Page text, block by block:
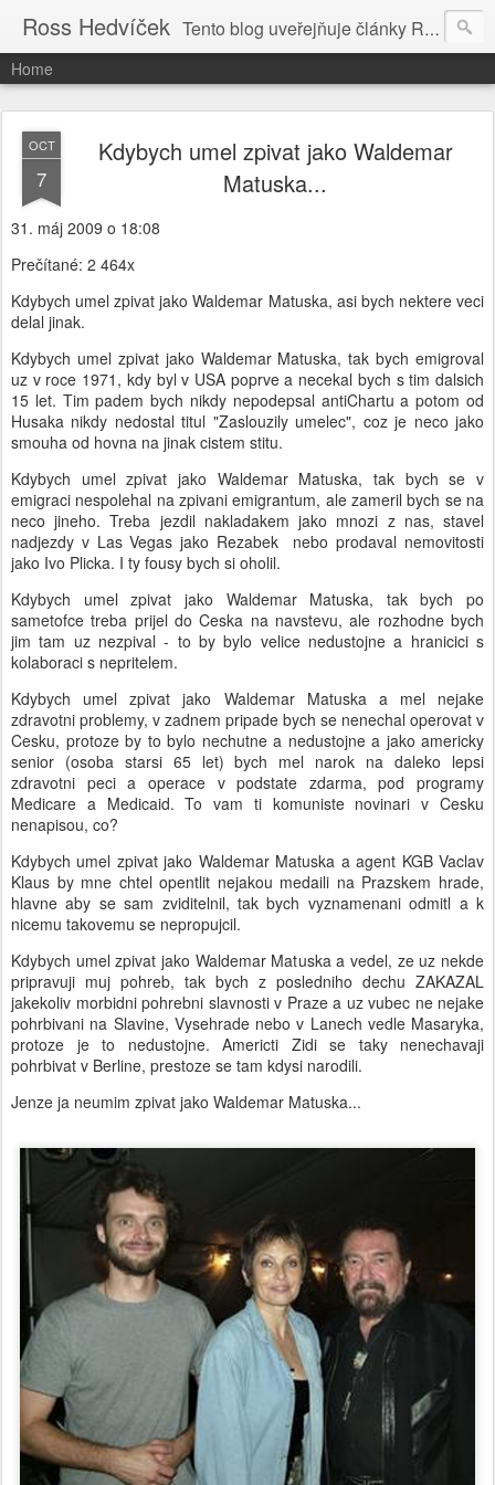
Ross Hedvíček Tento blog uveřejňuje články Ross Hedvíčka v češtině (pokud budu mit naladu) - s editacni pomoci Ludvika Dedika.
Home
OCT
7
Kdybych umel zpivat jako Waldemar
Matuska...
31. máj 2009 o 18:08
Prečítané: 2 464x
Kdybych umel zpivat jako Waldemar Matuska, asi bych nektere veci
delal jinak.
Kdybych umel zpivat jako Waldemar Matuska, tak bych emigroval
uz v roce 1971, kdy byl v USA poprve a necekal bych s tim dalsich
15 let. Tim padem bych nikdy nepodepsal antiChartu a potom od
Husaka nikdy nedostal titul "Zaslouzily umelec", coz je neco jako
smouha od hovna na jinak cistem stitu.
Kdybych umel zpivat jako Waldemar Matuska, tak bych se v
emigraci nespolehal na zpivani emigrantum, ale zameril bych se na
neco jineho. Treba jezdil nakladakem jako mnozi z nas, stavel
nadjezdy v Las Vegas jako Rezabek nebo prodaval nemovitosti
jako Ivo Plicka. I ty fousy bych si oholil.
Kdybych umel zpivat jako Waldemar Matuska, tak bych po
sametofce treba prijel do Ceska na navstevu, ale rozhodne bych
jim tam uz nezpival - to by bylo velice nedustojne a hranicici s
kolaboraci s nepritelem.
Kdybych umel zpivat jako Waldemar Matuska a mel nejake
zdravotni problemy, v zadnem pripade bych se nenechal operovat v
Cesku, protoze by to bylo nechutne a nedustojne a jako americky
senior (osoba starsi 65 let) bych mel narok na daleko lepsi
zdravotni peci a operace v podstate zdarma, pod programy
Medicare a Medicaid. To vam ti komuniste novinari v Cesku
nenapisou, co?
Kdybych umel zpivat jako Waldemar Matuska a agent KGB Vaclav
Klaus by mne chtel opentlit nejakou medaili na Prazskem hrade,
hlavne aby se sam zviditelnil, tak bych vyznamenani odmitl a k
nicemu takovemu se nepropujcil.
Kdybych umel zpivat jako Waldemar Matuska a vedel, ze uz nekde
pripravuji muj pohreb, tak bych z posledniho dechu ZAKAZAL
jakekoliv morbidni pohrebni slavnosti v Praze a uz vubec ne nejake
pohrbivani na Slavine, Vysehrade nebo v Lanech vedle Masaryka,
protoze je to nedustojne. Americti Zidi se taky nenechavaji
pohrbivat v Berline, prestoze se tam kdysi narodili.
Jenze ja neumim zpivat jako Waldemar Matuska...